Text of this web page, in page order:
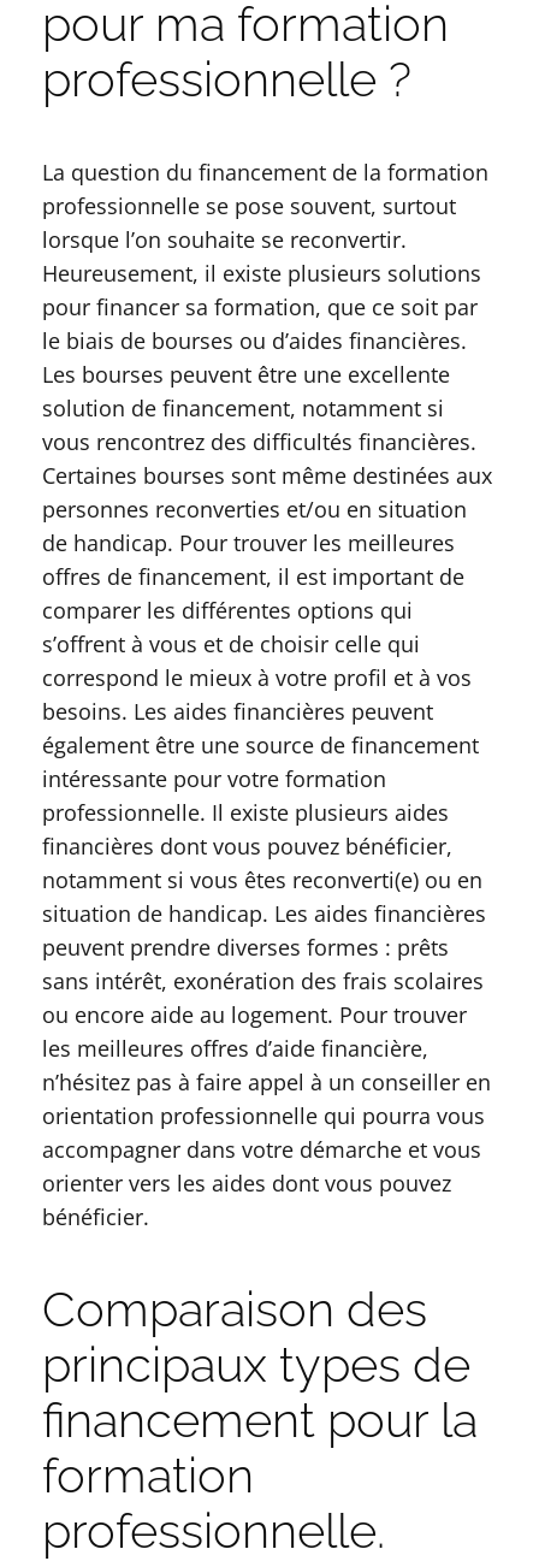
pour ma formation
professionnelle ?
La question du financement de la formation
professionnelle se pose souvent, surtout
lorsque l’on souhaite se reconvertir.
Heureusement, il existe plusieurs solutions
pour financer sa formation, que ce soit par
le biais de bourses ou d’aides financières.
Les bourses peuvent être une excellente
solution de financement, notamment si
vous rencontrez des difficultés financières.
Certaines bourses sont même destinées aux
personnes reconverties et/ou en situation
de handicap. Pour trouver les meilleures
offres de financement, il est important de
comparer les différentes options qui
s’offrent à vous et de choisir celle qui
correspond le mieux à votre profil et à vos
besoins. Les aides financières peuvent
également être une source de financement
intéressante pour votre formation
professionnelle. Il existe plusieurs aides
financières dont vous pouvez bénéficier,
notamment si vous êtes reconverti(e) ou en
situation de handicap. Les aides financières
peuvent prendre diverses formes : prêts
sans intérêt, exonération des frais scolaires
ou encore aide au logement. Pour trouver
les meilleures offres d’aide financière,
n’hésitez pas à faire appel à un conseiller en
orientation professionnelle qui pourra vous
accompagner dans votre démarche et vous
orienter vers les aides dont vous pouvez
bénéficier.
Comparaison des
principaux types de
financement pour la
formation
professionnelle.